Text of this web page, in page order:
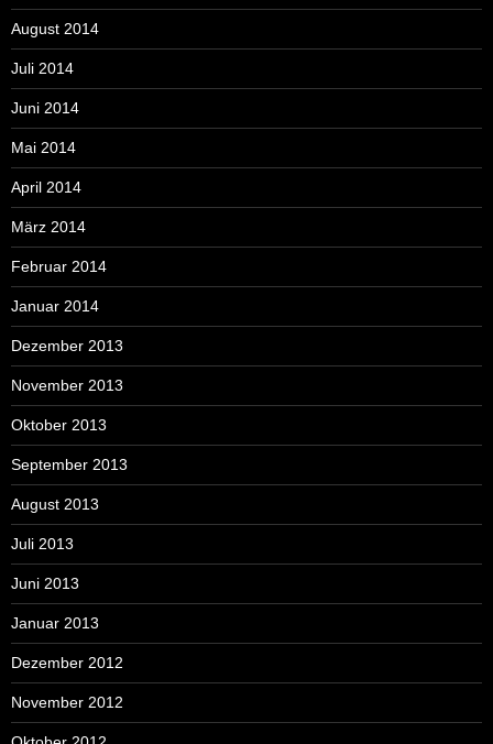
August 2014
Juli 2014
Juni 2014
Mai 2014
April 2014
März 2014
Februar 2014
Januar 2014
Dezember 2013
November 2013
Oktober 2013
September 2013
August 2013
Juli 2013
Juni 2013
Januar 2013
Dezember 2012
November 2012